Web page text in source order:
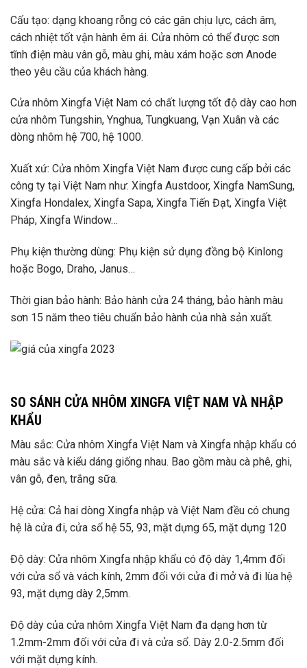
Cấu tạo: dạng khoang rỗng có các gân chịu lực, cách âm,
cách nhiệt tốt vận hành êm ái. Cửa nhôm có thể được sơn
tĩnh điện màu vân gỗ, màu ghi, màu xám hoặc sơn Anode
theo yêu cầu của khách hàng.
Cửa nhôm Xingfa Việt Nam có chất lượng tốt độ dày cao hơn
cửa nhôm Tungshin, Ynghua, Tungkuang, Vạn Xuân và các
dòng nhôm hệ 700, hệ 1000.
Xuất xứ: Cửa nhôm Xingfa Việt Nam được cung cấp bởi các
công ty tại Việt Nam như: Xingfa Austdoor, Xingfa NamSung,
Xingfa Hondalex, Xingfa Sapa, Xingfa Tiến Đạt, Xingfa Việt
Pháp, Xingfa Window…
Phụ kiện thường dùng: Phụ kiện sử dụng đồng bộ Kinlong
hoặc Bogo, Draho, Janus…
Thời gian bảo hành: Bảo hành cửa 24 tháng, bảo hành màu
sơn 15 năm theo tiêu chuẩn bảo hành của nhà sản xuất.
SO SÁNH CỬA NHÔM XINGFA VIỆT NAM VÀ NHẬP
KHẨU
Màu sắc: Cửa nhôm Xingfa Việt Nam và Xingfa nhập khẩu có
màu sắc và kiểu dáng giống nhau. Bao gồm màu cà phê, ghi,
vân gỗ, đen, trắng sữa.
Hệ cửa: Cả hai dòng Xingfa nhập và Việt Nam đều có chung
hệ là cửa đi, cửa sổ hệ 55, 93, mặt dựng 65, mặt dựng 120
Độ dày: Cửa nhôm Xingfa nhập khẩu có độ dày 1,4mm đối
với cửa sổ và vách kính, 2mm đối với cửa đi mở và đi lùa hệ
93, mặt dựng dày 2,5mm.
Độ dày của cửa nhôm Xingfa Việt Nam đa dạng hơn từ
1.2mm-2mm đối với cửa đi và cửa sổ. Dày 2.0-2.5mm đối
với mặt dựng kính.